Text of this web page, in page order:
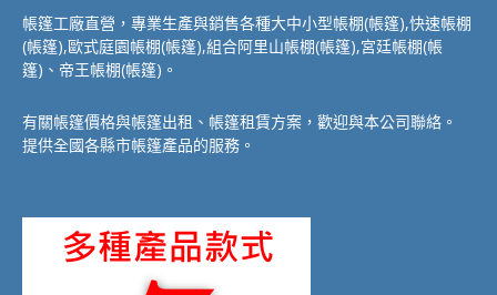
帳篷工廠直營，專業生產與銷售各種大中小型帳棚(帳篷),快速帳棚
(帳篷),歐式庭園帳棚(帳篷),組合阿里山帳棚(帳篷),宮廷帳棚(帳
篷)、帝王帳棚(帳篷)。
有關帳篷價格與帳篷出租、帳篷租賃方案，歡迎與本公司聯絡。
提供全國各縣市帳篷產品的服務。